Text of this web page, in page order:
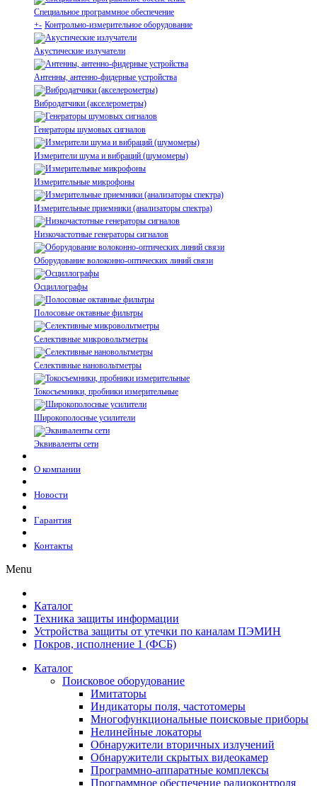
Специальное программное обеспечение
+- Контрольно-измерительное оборудование
Акустические излучатели
Антенны, антенно-фидерные устройства
Вибродатчики (акселерометры)
Генераторы шумовых сигналов
Измерители шума и вибраций (шумомеры)
Измерительные микрофоны
Измерительные приемники (анализаторы спектра)
Низкочастотные генераторы сигналов
Оборудование волоконно-оптических линий связи
Осциллографы
Полосовые октавные фильтры
Селективные микровольтметры
Селективные нановольтметры
Токосъемники, пробники измерительные
Широкополосные усилители
Эквиваленты сети
О компании
Новости
Гарантия
Контакты
Menu
Каталог
Техника защиты информации
Устройства защиты от утечки по каналам ПЭМИН
Покров, исполнение 1 (ФСБ)
Каталог
Поисковое оборудование
Имитаторы
Индикаторы поля, частотомеры
Многофункциональные поисковые приборы
Нелинейные локаторы
Обнаружители вторичных излучений
Обнаружители скрытых видеокамер
Программно-аппаратные комплексы
Программное обеспечение радиоконтроля